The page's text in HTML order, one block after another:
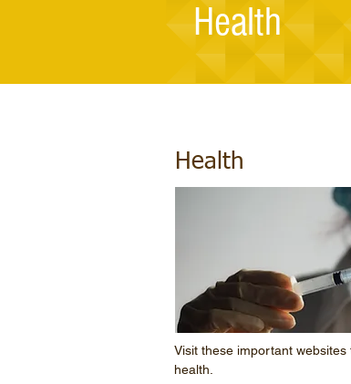
Health
Health
Visit these important
health.